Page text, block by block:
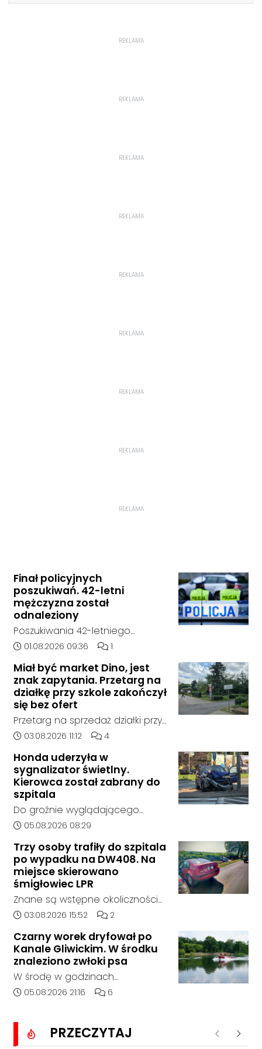
REKLAMA
REKLAMA
REKLAMA
REKLAMA
REKLAMA
REKLAMA
REKLAMA
REKLAMA
REKLAMA
Finał policyjnych
poszukiwań. 42-letni
mężczyzna został
odnaleziony
Poszukiwania 42-letniego
mężczyzny zostały zakończone.
policja, został on odnaleziony w
sobotę, 1 sierpnia, na terenie
kompleksu leśnego w powiecie
raciborskim, w województwie
śląskim.
Data dodania artykułu:
01.08.2026 09:36 Liczba komentarzy artykułu:
1
Miał być market Dino, jest
znak zapytania. Przetarg na
działkę przy szkole zakończył
się bez ofert
Przetarg na sprzedaż działki przy
Zespole Szkół Technicznych i
Kędzierzynie-Koźlu zakończył się
bez rozstrzygnięcia. Mimo
wcześniejszego zainteresowania
terenem ze strony sieci Dino, do
postępowania nie zgłosił się
żaden oferent.
Data dodania artykułu:
03.08.2026 11:12 Liczba komentarzy artykułu:
4
Honda uderzyła w
sygnalizator świetlny.
Kierowca został zabrany do
szpitala
Do groźnie wyglądającego
zdarzenia drogowego doszło w
godziny 6:30 kierujący
samochodem marki Honda
zjechał z drogi i uderzył w
sygnalizator świetlny.
Data dodania artykułu:
05.08.2026 08:29
Trzy osoby trafiły do szpitala
po wypadku na DW408. Na
miejsce skierowano
śmigłowiec LPR
Znane są wstępne okoliczności
zdarzenia drogowego, do
14:30 na drodze wojewódzkiej nr
408 pomiędzy Starym Koźlem a
Bierawą.
Data dodania artykułu:
03.08.2026 15:52 Liczba komentarzy artykułu:
2
Czarny worek dryfował po
Kanale Gliwickim. W środku
znaleziono zwłoki psa
W środę w godzinach
popołudniowych służby zostały
Gliwicki po zgłoszeniu od
zaniepokojonego świadka.
Data dodania artykułu:
05.08.2026 21:16 Liczba komentarzy artykułu:
6
PRZECZYTAJ Poprzednie